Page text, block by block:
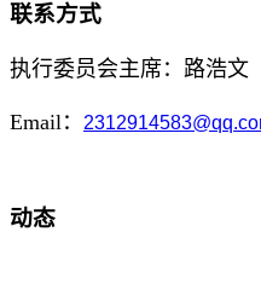
联系方式
执行委员会主席：路浩文
Email：
动态